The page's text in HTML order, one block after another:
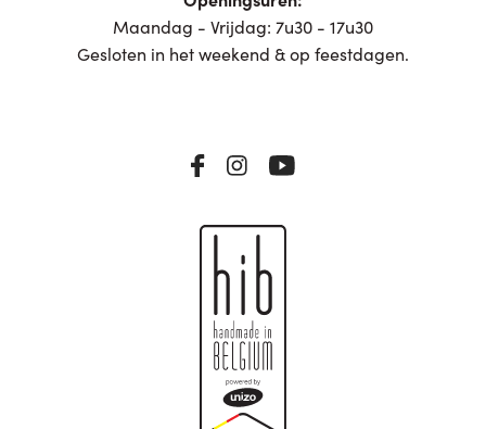
Maandag - Vrijdag: 7u30 - 17u30
Gesloten in het weekend & op feestdagen.